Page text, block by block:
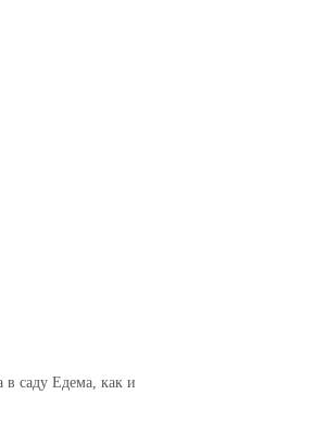
в саду Едема, как и